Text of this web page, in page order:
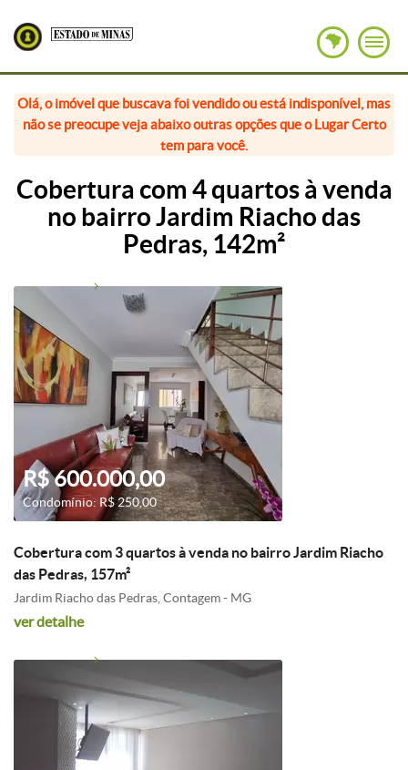
Olá, o imóvel que buscava foi vendido ou está indisponível, mas
não se preocupe veja abaixo outras opções que o Lugar Certo
tem para você.
Cobertura com 4 quartos à venda
no bairro Jardim Riacho das
Pedras, 142m²
R$ 600.000,00
Condomínio: R$ 250,00
Cobertura com 3 quartos à venda no bairro Jardim Riacho
das Pedras, 157m²
Jardim Riacho das Pedras, Contagem - MG
ver detalhe